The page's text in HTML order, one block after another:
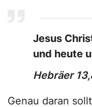
Jesus
und heute
Hebräer
Genau daran